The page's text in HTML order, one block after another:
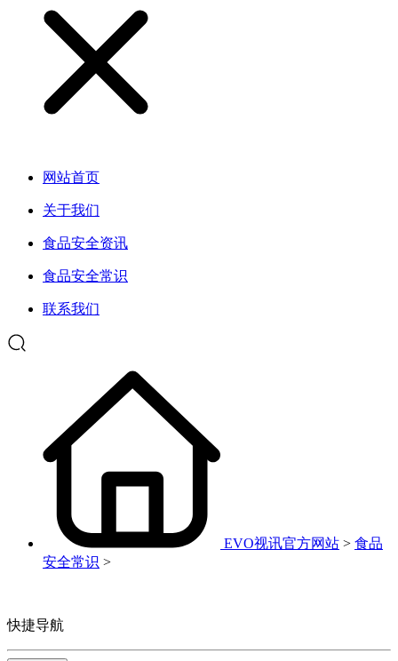
网站首页
关于我们
食品安全资讯
食品安全常识
联系我们
EVO视讯官方网站 > 食品
安全常识 >
快捷导航